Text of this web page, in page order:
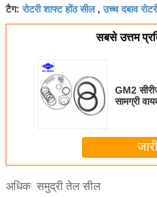
टैग:रोटरी शाफ्ट होंठ सील,उच्च दबाव
सबसे उत्तम
GM2
सामग्री
अधिक समुद्री तेल सील